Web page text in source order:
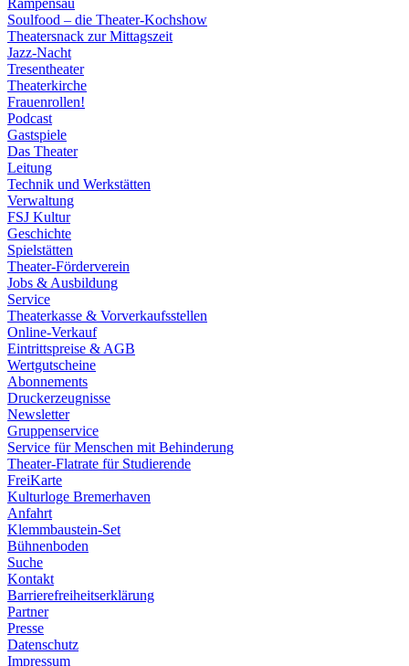
Soulfood – die Theater-Kochshow
Theatersnack zur Mittagszeit
Jazz-Nacht
Tresentheater
Theaterkirche
Frauenrollen!
Podcast
Gastspiele
Das Theater
Leitung
Technik und Werkstätten
Verwaltung
FSJ Kultur
Geschichte
Spielstätten
Theater-Förderverein
Jobs & Ausbildung
Service
Theaterkasse & Vorverkaufsstellen
Online-Verkauf
Eintrittspreise & AGB
Wertgutscheine
Abonnements
Druckerzeugnisse
Newsletter
Gruppenservice
Service für Menschen mit Behinderung
Theater-Flatrate für Studierende
FreiKarte
Kulturloge Bremerhaven
Anfahrt
Klemmbaustein-Set
Bühnenboden
Suche
Kontakt
Barrierefreiheitserklärung
Partner
Presse
Datenschutz
Impressum